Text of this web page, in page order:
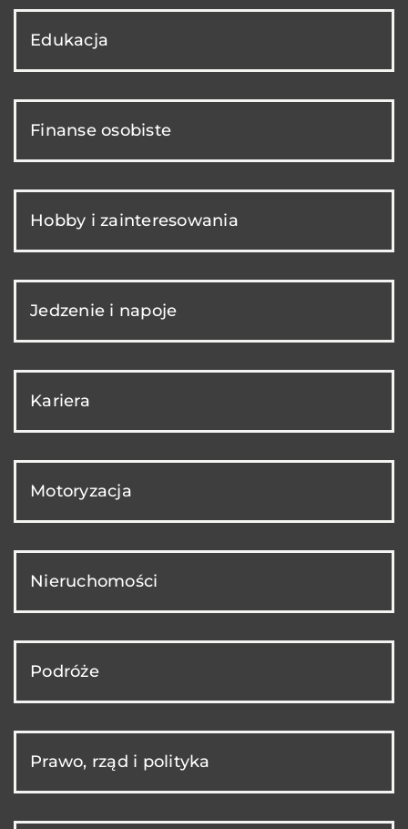
Edukacja
Finanse osobiste
Hobby i zainteresowania
Jedzenie i napoje
Kariera
Motoryzacja
Nieruchomości
Podróże
Prawo, rząd i polityka